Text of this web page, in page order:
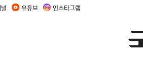
유튜브 인스타그램